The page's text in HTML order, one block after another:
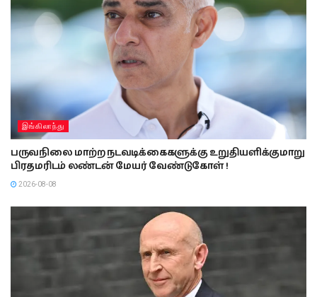
இங்கிலாந்து
பருவநிலை மாற்ற நடவடிக்கைகளுக்கு உறுதியளிக்குமாறு
பிரதமரிடம் லண்டன் மேயர் வேண்டுகோள் !
2026-08-08